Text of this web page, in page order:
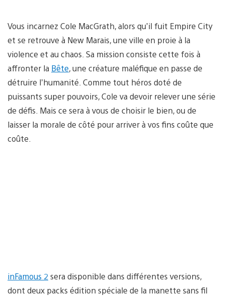
Vous incarnez Cole MacGrath, alors qu’il fuit Empire City
et se retrouve à New Marais, une ville en proie à la
violence et au chaos. Sa mission consiste cette fois à
affronter la Bête, une créature maléfique en passe de
détruire l’humanité. Comme tout héros doté de
puissants super pouvoirs, Cole va devoir relever une série
de défis. Mais ce sera à vous de choisir le bien, ou de
laisser la morale de côté pour arriver à vos fins coûte que
coûte.
inFamous 2 sera disponible dans différentes versions,
dont deux packs édition spéciale de la manette sans fil